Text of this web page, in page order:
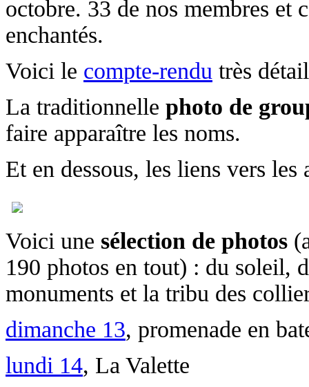
octobre. 33 de nos membres et
enchantés.
Voici le compte-rendu très
La traditionnelle photo de
faire apparaître les noms.
Et en dessous, les liens vers les
Voici une sélection de photos
190 photos en tout) : du soleil,
monuments et la tribu des
dimanche 13, promenade en
lundi 14, La Valette